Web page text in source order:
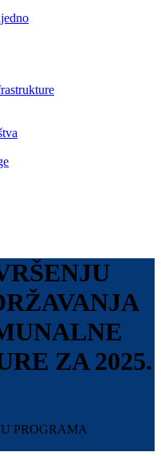
ZA 2025.
PROGRAMA